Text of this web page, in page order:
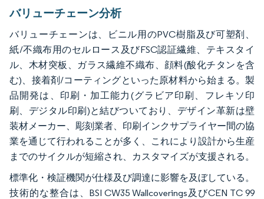
バリューチェーン分析
バリューチェーンは、ビニル用のPVC樹脂及び可塑剤、
紙/不織布用のセルロース及びFSC認証繊維、テキスタイ
ル、木材突板、ガラス繊維不織布、顔料(酸化チタンを含
む)、接着剤/コーティングといった原材料から始まる。製
品開発は、印刷・加工能力(グラビア印刷、フレキソ印
刷、デジタル印刷)と結びついており、デザイン革新は壁
装材メーカー、彫刻業者、印刷インクサプライヤー間の協
業を通じて行われることが多く、これにより設計から生産
までのサイクルが短縮され、カスタマイズが支援される。
標準化・検証機関が仕様及び調達に影響を及ぼしている。
技術的な整合は、BSI CW35 Wallcoverings及びCEN TC 99